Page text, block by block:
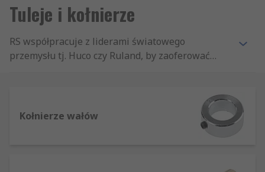
Tuleje i kołnierze
RS współpracuje z liderami światowego
przemysłu tj. Huco czy Ruland, by zaoferować
stożkowe, Trantorque od wiodących producentów
np. Lenze, Fenner Drives oraz naszej własnej
Kołnierze wałów